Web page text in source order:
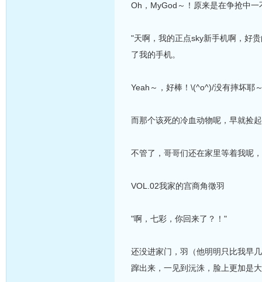
Oh，MyGod～！原来是在争抢中
"天啊，我的正点sky新手机啊，好
了我的手机。
Yeah～，好棒！\(^o^)/没有摔坏耶
而那个该死的冷血动物呢，早就捡
不管了，哥哥们还在家里等着我呢
VOL.02我家的宫商角徵羽
"啊，七彩，你回来了？！"
还没进家门，羽（他明明只比我早
蹿出来，一见到沅洙，脸上更加是